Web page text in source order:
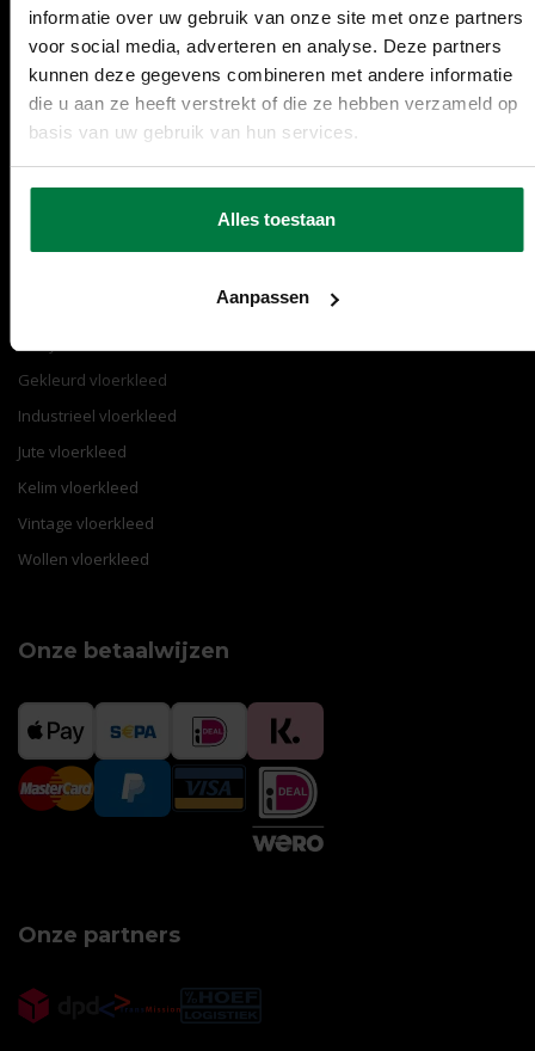
informatie over uw gebruik van onze site met onze partners
voor social media, adverteren en analyse. Deze partners
kunnen deze gegevens combineren met andere informatie
die u aan ze heeft verstrekt of die ze hebben verzameld op
basis van uw gebruik van hun services.
Alles toestaan
Aanpassen
[email protected]
instagram
facebook
youtube
Garanties
Reparatie
Retourneren
Verzending
Over ons
Sale
Stalenservice
Zakelijke klanten
Gekleurd vloerkleed
Industrieel vloerkleed
Jute vloerkleed
Kelim vloerkleed
Vintage vloerkleed
Wollen vloerkleed
Onze betaalwijzen
Onze partners